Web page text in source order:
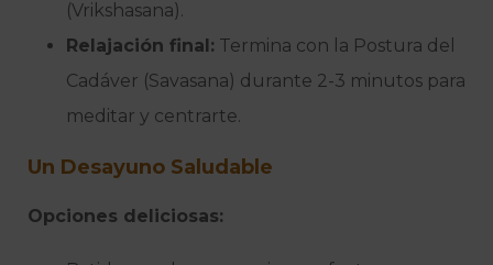
(Vrikshasana).
Relajación final: Termina con la Postura del
Cadáver (Savasana) durante 2-3 minutos para
meditar y centrarte.
Un Desayuno Saludable
Opciones deliciosas: